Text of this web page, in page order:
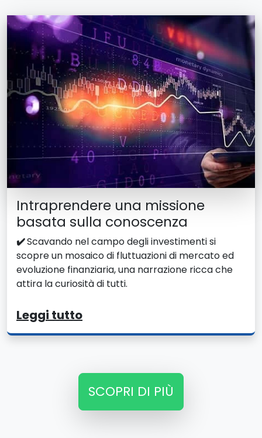
Intraprendere una missione
basata sulla conoscenza
✔️Scavando nel campo degli investimenti si
scopre un mosaico di fluttuazioni di mercato ed
evoluzione finanziaria, una narrazione ricca che
attira la curiosità di tutti.
Leggi tutto
SCOPRI DI PIÙ